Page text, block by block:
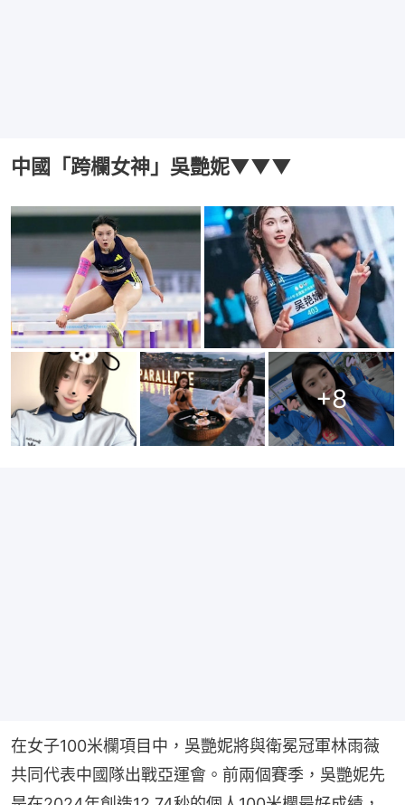
中國「跨欄女神」吳艷妮▼▼▼
+8
在女子100米欄項目中，吳艷妮將與衛冕冠軍林雨薇
共同代表中國隊出戰亞運會。前兩個賽季，吳艷妮先